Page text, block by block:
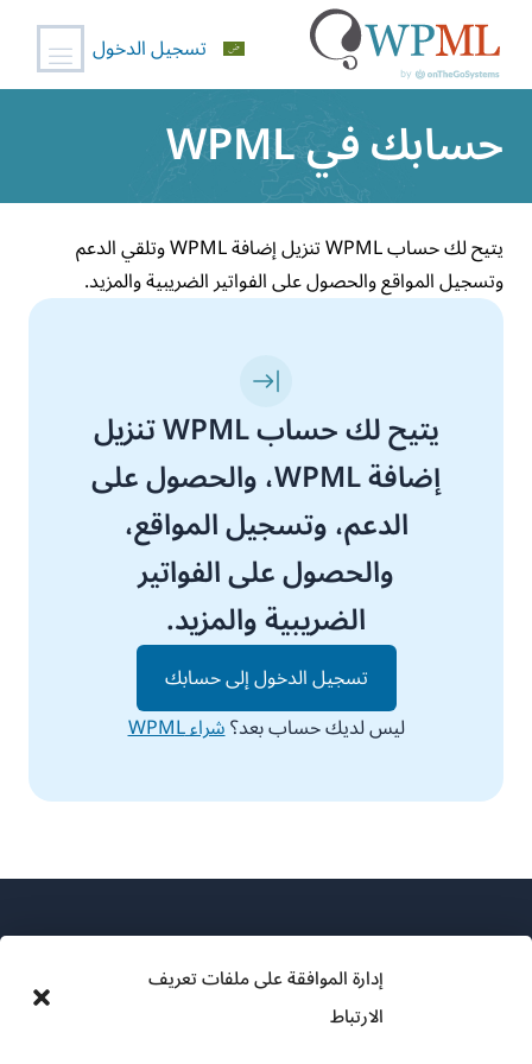
إدارة الموافقة على ملفات تعريف
الارتباط
تسجيل الدخول
حسابك في WPML
يتيح لك حساب WPML تنزيل إضافة WPML وتلقي الدعم
وتسجيل المواقع والحصول على الفواتير الضريبية والمزيد.
يتيح لك حساب WPML تنزيل
إضافة WPML، والحصول على
الدعم، وتسجيل المواقع،
والحصول على الفواتير
الضريبية والمزيد.
تسجيل الدخول إلى حسابك
ليس لديك حساب بعد؟شراء WPML